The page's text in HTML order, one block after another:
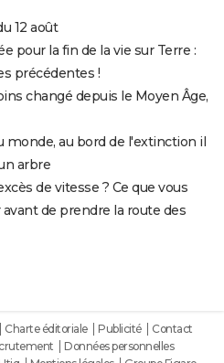
12 août
pour la fin de la vie sur Terre :
précédentes !
changé depuis le Moyen Âge,
monde, au bord de l'extinction il
arbre
de vitesse ? Ce que vous
de prendre la route des
Charte éditoriale Publicité
Contact
Données personnelles